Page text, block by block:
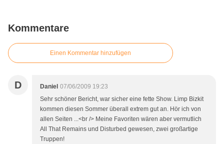
Kommentare
Einen Kommentar hinzufügen
D Daniel 07/06/2009 19:23
Sehr schöner Bericht, war sicher eine fette Show. Limp Bizkit
kommen diesen Sommer überall extrem gut an. Hör ich von
allen Seiten ...<br /> Meine Favoriten wären aber vermutlich
All That Remains und Disturbed gewesen, zwei großartige
Truppen!